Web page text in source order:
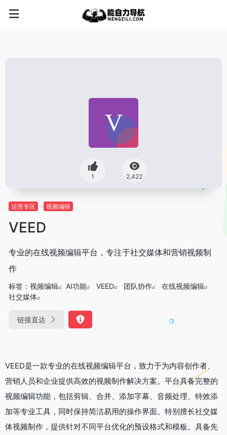
1 2,422
运营专区 视频编辑
VEED
专业的在线视频编辑平台，专注于社交媒体和营销视频制
作
标签： 视频编辑 AI功能 VEED 团队协作
在线视频编辑
社交媒体
链接直达
VEED是一款专业的在线视频编辑平台，致力于为内容创作者、
营销人员和企业提供高效的视频制作解决方案。平台具备完整的
视频编辑功能，包括剪辑、合并、添加字幕、音频处理、特效添
加等专业工具，同时保持简洁易用的操作界面。特别擅长社交媒
体视频制作，提供针对不同平台优化的预设格式和模板。具备先